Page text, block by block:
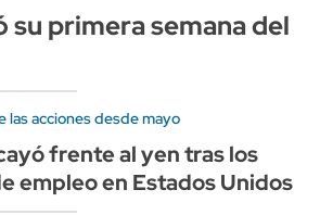
su primera semana del
las acciones desde mayo
frente al yen tras los
empleo en Estados Unidos